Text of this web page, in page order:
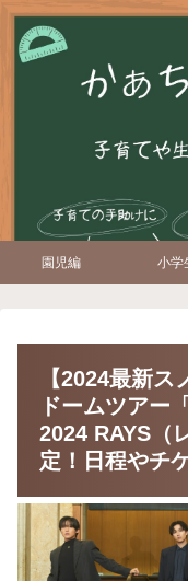
園児編 小学
【2024最新
ドームツアー
2024 RAYS（
定！日程やチ